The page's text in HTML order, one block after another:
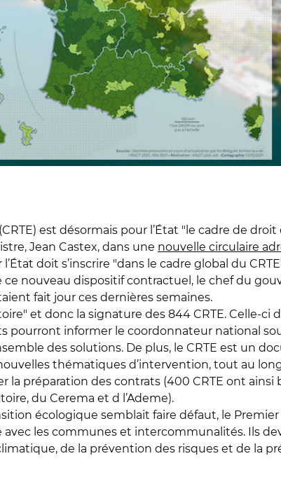
est désormais pour l’État "le cadre de
Jean Castex, dans une nouvelle circulaire
doit s’inscrire "dans le cadre global du
ce nouveau dispositif contractuel, le chef du
fait jour ces dernières semaines.
et donc la signature des 844 CRTE. Celle-ci
pourront informer le coordonnateur national
des solutions. De plus, le CRTE est un
thématiques d’intervention, tout au
la préparation des contrats (400 CRTE ont
du Cerema et d l’Ademe).
écologique semblait faire défaut, le
les communes et intercommunalités. Ils
de la prévention des risques et de la